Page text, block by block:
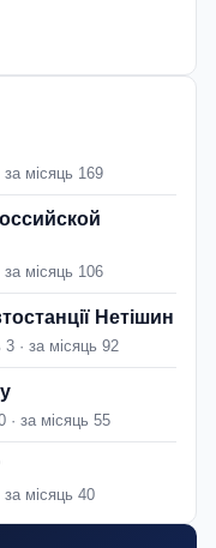
за місяць 169
за місяць 106
Нетішин
3 · за місяць 92
· за місяць 55
за місяць 40